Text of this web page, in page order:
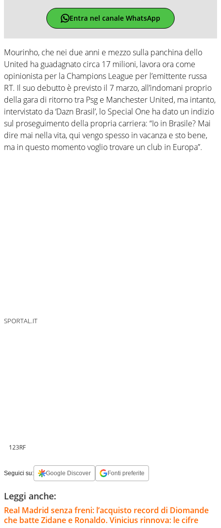
Entra nel canale WhatsApp
Mourinho, che nei due anni e mezzo sulla panchina dello
United ha guadagnato circa 17 milioni, lavora ora come
opinionista per la Champions League per l’emittente russa
RT. Il suo debutto è previsto il 7 marzo, all’indomani proprio
della gara di ritorno tra Psg e Manchester United, ma intanto,
intervistato da ‘Dazn Brasil’, lo Special One ha dato un indizio
sul proseguimento della propria carriera: “Io in Brasile? Mai
dire mai nella vita, qui vengo spesso in vacanza e sto bene,
ma in questo momento voglio trovare un club in Europa”.
SPORTAL.IT
123RF
Seguici su: Google Discover Fonti preferite
Leggi anche:
Real Madrid senza freni: l’acquisto record di Diomande
che batte Zidane e Ronaldo. Vinicius rinnova: le cifre